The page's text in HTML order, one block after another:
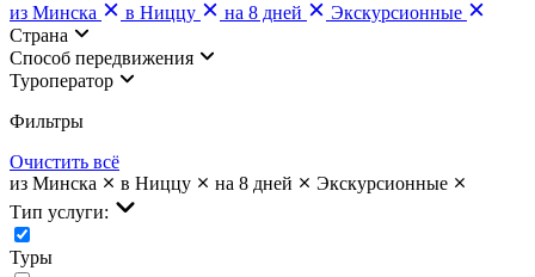
из Минска
в Ниццу на 8 дней
Экскурсионные
Страна
Cпособ передвижения
Туроператор
Фильтры
Очистить всё
из Минска
в Ниццу на 8 дней
Экскурсионные
Тип услуги:
Туры